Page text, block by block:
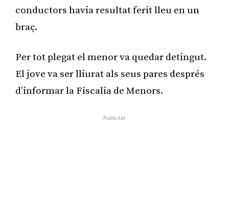
conductors havia resultat ferit lleu en un
braç.
Per tot plegat el menor va quedar detingut.
El jove va ser lliurat als seus pares després
d’informar la Fiscalia de Menors.
Publicitat